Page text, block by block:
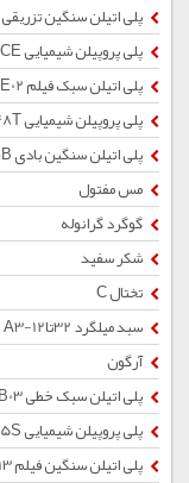
پلی اتیلن سنگین تزریقی 60505UV
پلی پروپیلن شیمیایی EP2X83CE
پلی اتیلن سبک فیلم 2420E02
پلی پروپیلن شیمیایی ZR348T
پلی اتیلن سنگین بادی 8200B
مس مفتول
گوگرد گرانوله
شکر سفید
تختال C
سبد میلگرد 32تا12-A3
آرگون
پلی اتیلن سبک خطی 22B03
پلی پروپیلن شیمیایی RPX345S
پلی اتیلن سنگین فیلم MF3713